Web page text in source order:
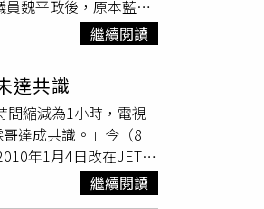
早中狀元，旺文昌，
立起來，表示會有好
位，就在住家客廳中
好。8.招桃花端午節
明廳及書房點上檀
鹽巴少許，煮沸後冷
，藏風聚氣的地
時水」及鹽巴少許，
對角角落，藏風聚氣
不可動，動之必有凶
基主」，以免太歲頭
口才有效。2026年
（榕樹、艾草…）樹葉
三、「午時水」淨
時水」，由房子最內部
物由內而外掃出門
時水」，由頭頂、臉、
魏平政後，原本藍綠
數。邱建富表示，彰
中科四期開發最大的挑
長期以來的供水瓶
設。邱建富指出，發
幸福卡升級、生育補
實現「彰化富」願
估可分別拿下藍綠陣
，若形成三角督，一
繼續閱讀
達共識
間縮減為1小時，電視
達成共識。」今（8
年1月4日改在JET綜
與何篤霖兩人則已確定
新聞挖挖哇》因收視表
繼續閱讀